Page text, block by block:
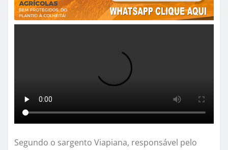
Segundo o sargento Viapiana, responsável pelo